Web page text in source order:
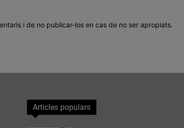
i de no publicar-los en cas de no ser apropiats.
Articles populars